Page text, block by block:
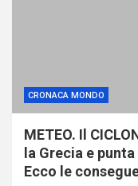
CRONACA MONDO
METEO. Il
la Grecia e
Ecco le